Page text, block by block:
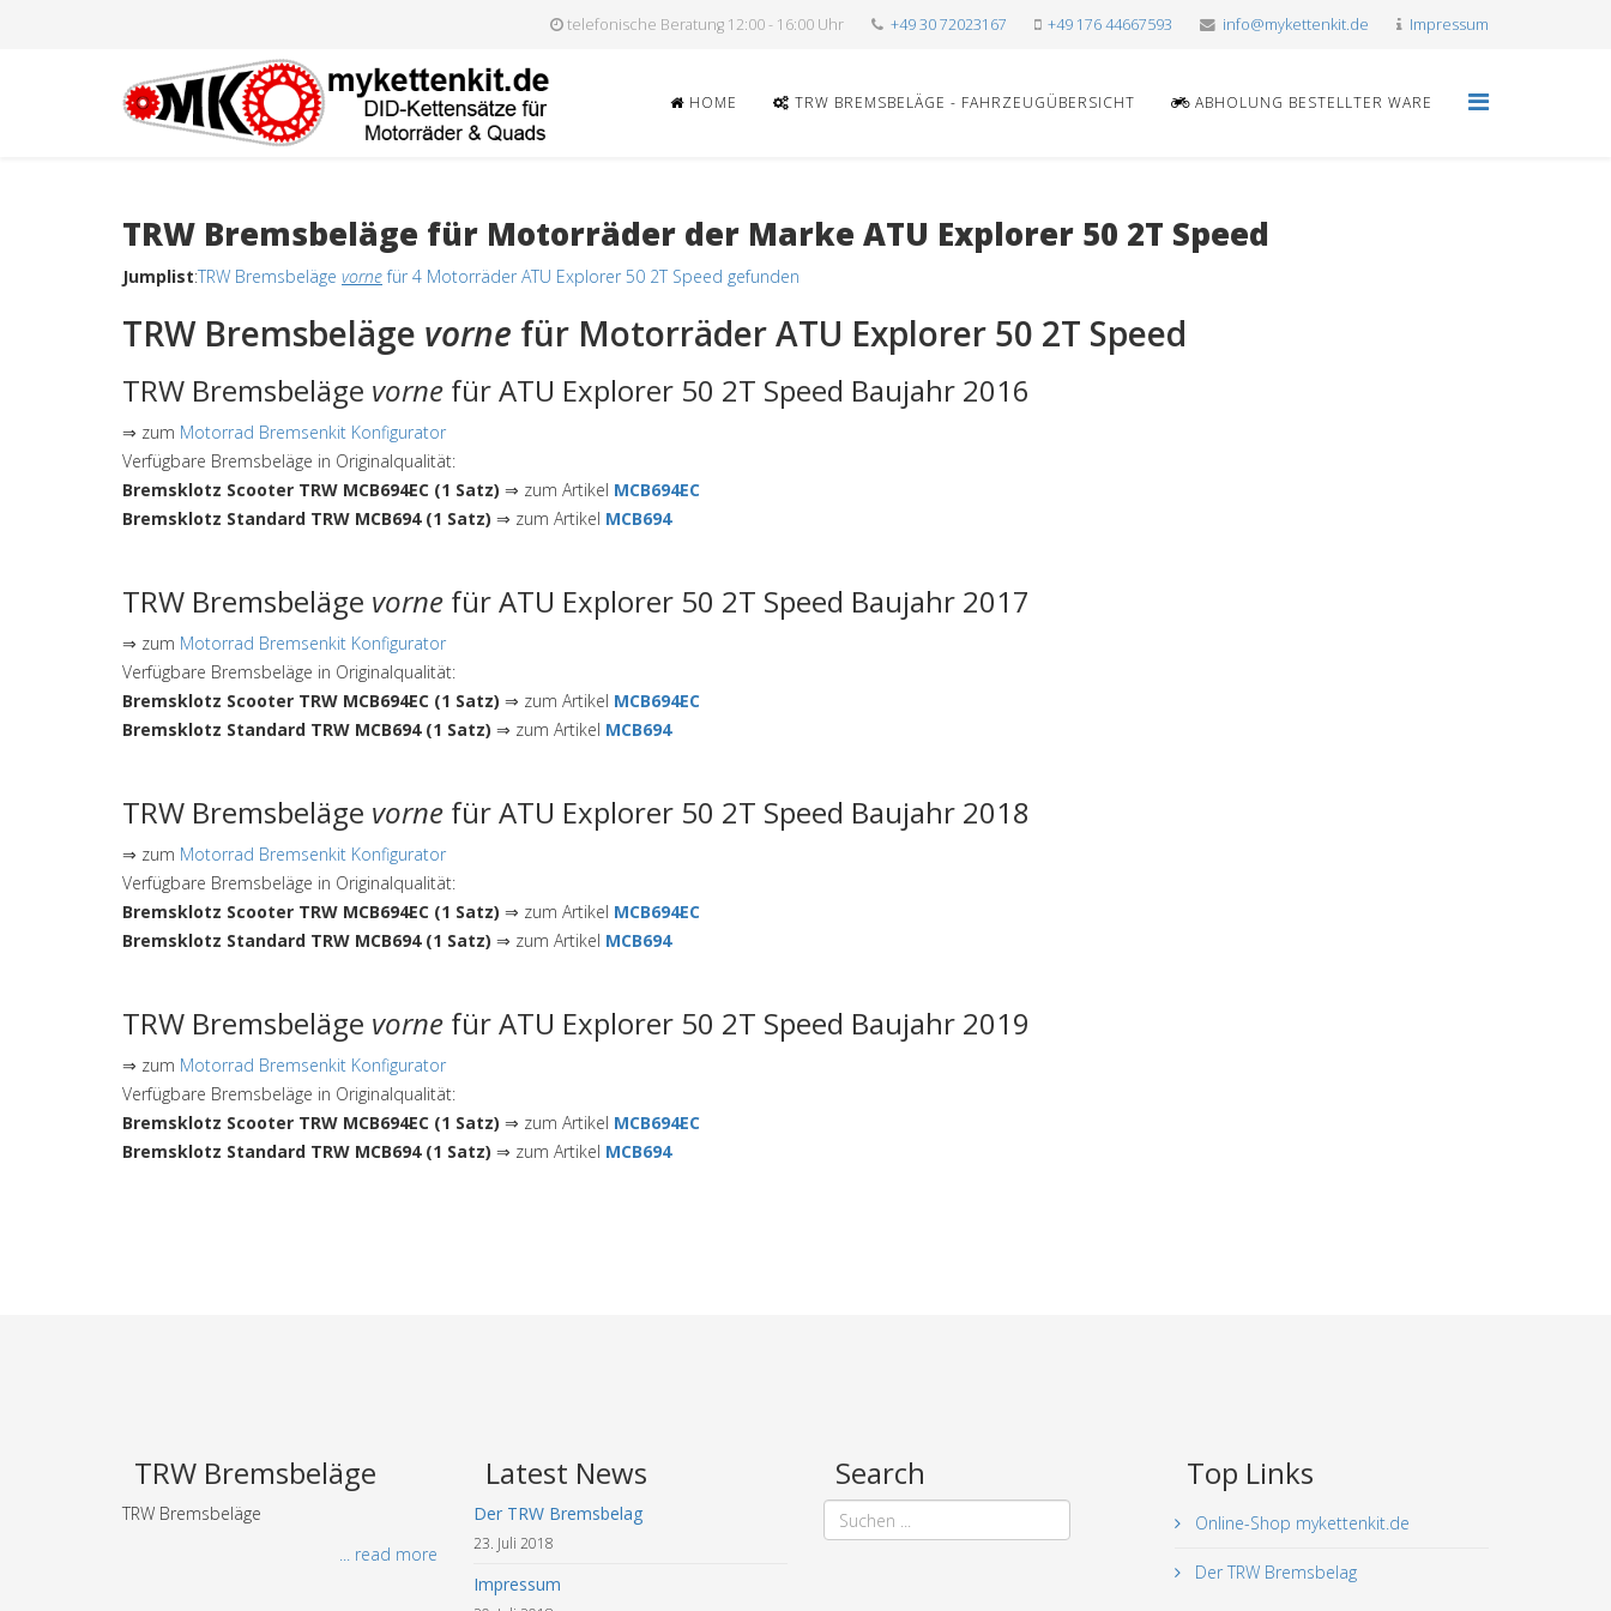
telefonische Beratung 12:00 - 16:00 Uhr +49 30 72023167 +49 176 44667593 info@mykettenkit.de Impressum
HOME TRW BREMSBELÄGE - FAHRZEUGÜBERSICHT ABHOLUNG BESTELLTER WARE
TRW Bremsbeläge für Motorräder der Marke ATU Explorer 50 2T Speed
Jumplist:TRW Bremsbeläge vornefür 4 Motorräder ATU Explorer 50 2T Speed gefunden
TRW Bremsbeläge vorne für Motorräder ATU Explorer 50 2T Speed
TRW Bremsbeläge vorne für ATU Explorer 50 2T Speed Baujahr 2016
⇒ zum Motorrad Bremsenkit Konfigurator
Verfügbare Bremsbeläge in Originalqualität:
Bremsklotz Scooter TRW MCB694EC (1 Satz) ⇒ zum Artikel MCB694EC
Bremsklotz Standard TRW MCB694 (1 Satz) ⇒ zum Artikel MCB694
TRW Bremsbeläge vorne für ATU Explorer 50 2T Speed Baujahr 2017
⇒ zum Motorrad Bremsenkit Konfigurator
Verfügbare Bremsbeläge in Originalqualität:
Bremsklotz Scooter TRW MCB694EC (1 Satz) ⇒ zum Artikel MCB694EC
Bremsklotz Standard TRW MCB694 (1 Satz) ⇒ zum Artikel MCB694
TRW Bremsbeläge vorne für ATU Explorer 50 2T Speed Baujahr 2018
⇒ zum Motorrad Bremsenkit Konfigurator
Verfügbare Bremsbeläge in Originalqualität:
Bremsklotz Scooter TRW MCB694EC (1 Satz) ⇒ zum Artikel MCB694EC
Bremsklotz Standard TRW MCB694 (1 Satz) ⇒ zum Artikel MCB694
TRW Bremsbeläge vorne für ATU Explorer 50 2T Speed Baujahr 2019
⇒ zum Motorrad Bremsenkit Konfigurator
Verfügbare Bremsbeläge in Originalqualität:
Bremsklotz Scooter TRW MCB694EC (1 Satz) ⇒ zum Artikel MCB694EC
Bremsklotz Standard TRW MCB694 (1 Satz) ⇒ zum Artikel MCB694
TRW Bremsbeläge
TRW Bremsbeläge
... read more
Latest News
Der TRW Bremsbelag
23. Juli 2018
Impressum
Search Top Links
Online-Shop mykettenkit.de
Der TRW Bremsbelag